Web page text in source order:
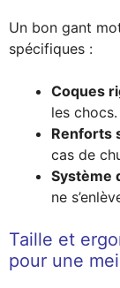
Un bon gant
spécifiques :
Coques
les chocs.
Renforts
cas de
Système
ne
Taille et
pour une